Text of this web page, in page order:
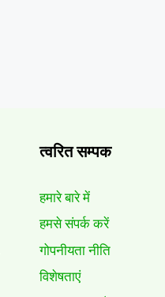
त्वरित सम्पक
हमारे बारे में
हमसे संपर्क करें
गोपनीयता नीति
विशेषताएं